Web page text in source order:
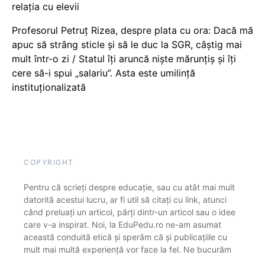
relația cu elevii
Profesorul Petruț Rizea, despre plata cu ora: Dacă mă
apuc să strâng sticle și să le duc la SGR, câștig mai
mult într-o zi / Statul îți aruncă niște mărunțiș și îți
cere să-i spui „salariu”. Asta este umilință
instituționalizată
COPYRIGHT
Pentru că scrieți despre educație, sau cu atât mai mult
datorită acestui lucru, ar fi util să citați cu link, atunci
când preluați un articol, părți dintr-un articol sau o idee
care v-a inspirat. Noi, la EduPedu.ro ne-am asumat
această conduită etică și sperăm că și publicațiile cu
mult mai multă experiență vor face la fel. Ne bucurăm